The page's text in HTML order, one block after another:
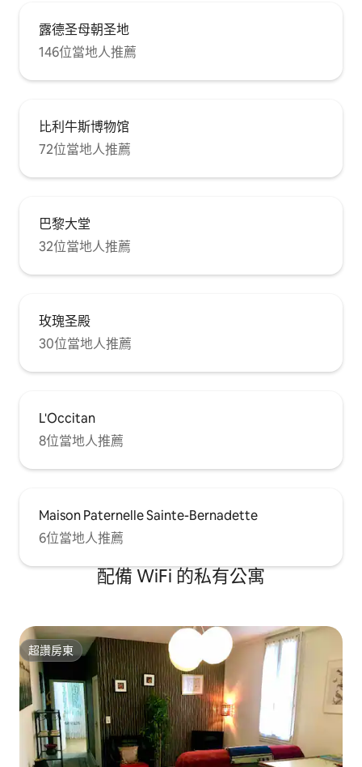
露德圣母朝圣地
146位當地人推薦
比利牛斯博物馆
72位當地人推薦
巴黎大堂
32位當地人推薦
玫瑰圣殿
30位當地人推薦
L'Occitan
8位當地人推薦
Maison Paternelle Sainte-Bernadette
6位當地人推薦
配備 WiFi 的私有公寓
超讚房東
超讚房東